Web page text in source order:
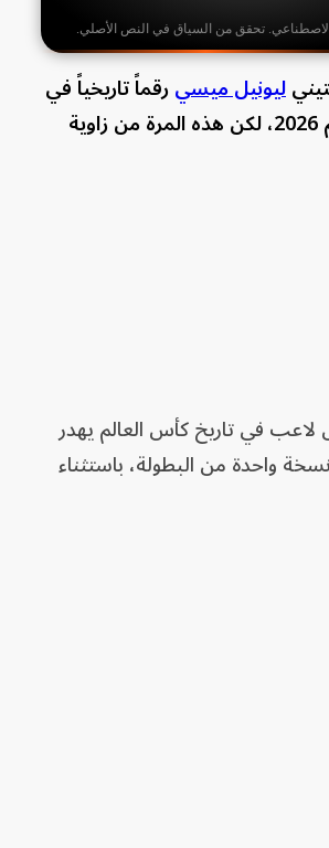
تحقق من السياق في النص الأصلي.
ليونيل ميسيرقماً تاريخياً في
بطولة كأس العالم 2026، لكن هذه المرة من زاوية
في تاريخ كأس العالم يهدر
واحدة من البطولة، باستثناء